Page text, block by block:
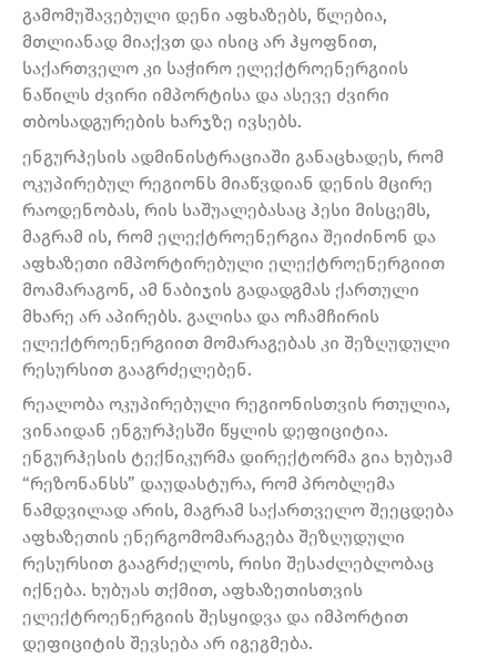
გამომუშავებული დენი აფხაზებს, წლებია,
მთლიანად მიაქვთ და ისიც არ ჰყოფნით,
საქართველო კი საჭირო ელექტროენერგიის
ნაწილს ძვირი იმპორტისა და ასევე ძვირი
თბოსადგურების ხარჯზე ივსებს.
ენგურჰესის ადმინისტრაციაში განაცხადეს, რომ
ოკუპირებულ რეგიონს მიაწვდიან დენის მცირე
რაოდენობას, რის საშუალებასაც ჰესი მისცემს,
მაგრამ ის, რომ ელექტროენერგია შეიძინონ და
აფხაზეთი იმპორტირებული ელექტროენერგიით
მოამარაგონ, ამ ნაბიჯის გადადგმას ქართული
მხარე არ აპირებს. გალისა და ოჩამჩირის
ელექტროენერგიით მომარაგებას კი შეზღუდული
რესურსით გააგრძელებენ.
რეალობა ოკუპირებული რეგიონისთვის რთულია,
ვინაიდან ენგურჰესში წყლის დეფიციტია.
ენგურჰესის ტექნიკურმა დირექტორმა გია ხუბუამ
“რეზონანსს” დაუდასტურა, რომ პრობლემა
ნამდვილად არის, მაგრამ საქართველო შეეცდება
აფხაზეთის ენერგომომარაგება შეზღუდული
რესურსით გააგრძელოს, რისი შესაძლებლობაც
იქნება. ხუბუას თქმით, აფხაზეთისთვის
ელექტროენერგიის შესყიდვა და იმპორტით
დეფიციტის შევსება არ იგეგმება.